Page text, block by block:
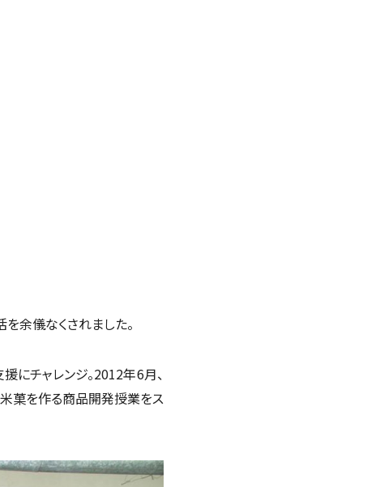
余儀なくされました。
にチャレンジ。2012年6月、
菓を作る商品開発授業をス